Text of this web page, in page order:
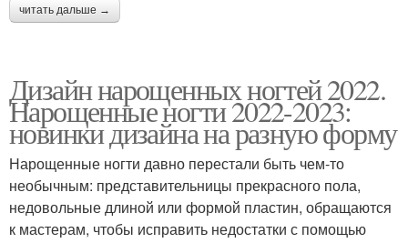
читать дальше →
Дизайн нарощенных ногтей 2022.
Нарощенные ногти 2022-2023:
новинки дизайна на разную форму
Нарощенные ногти давно перестали быть чем-то
необычным: представительницы прекрасного пола,
недовольные длиной или формой пластин, обращаются
к мастерам, чтобы исправить недостатки с помощью